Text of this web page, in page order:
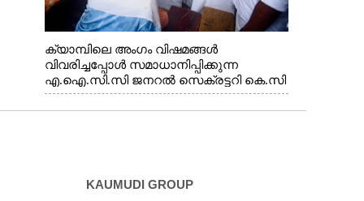
ക്യാമ്പിലെ അംഗം വിഷമങ്ങൾ
വിവരിച്ചപ്പോൾ സമാധാനിപ്പിക്കുന്ന
എ.ഐ.സി.സി ജനറൽ സെക്രട്ടറി കെ.സി
വേണുഗോപാൽ എം.പി. സഹകരണ-
എക്സൈസ് വകുപ്പ് മന്ത്രി എം. ലിജു,
KAUMUDI GROUP